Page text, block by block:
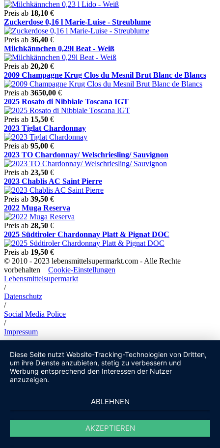
Preis ab 18,10 €
Zuckerdose 0,16 l Marie-Luise - Streublume
Preis ab 36,40 €
Milchkännchen 0,29l Beat - Weiß
Preis ab 20,20 €
2009 Champagne Krug Clos du Mesnil Brut Blanc de Blancs
Preis ab 3650,00 €
2025 Rosato di Nibbiale Toscana IGT
Preis ab 15,50 €
2023 Tiglat Chardonnay
Preis ab 95,00 €
2023 TO Chardonnay/ Welschriesling/ Sauvignon
Preis ab 23,50 €
2023 Chablis AC Saint Pierre
Preis ab 39,50 €
2022 Muga Reserva
Preis ab 28,50 €
2025 Südtiroler Chardonnay Platt & Pignat DOC
Preis ab 19,50 €
© 2010 - 2023 lebensmittelsupermarkt.com - Alle Rechte
vorbehalten Cookie-Einstellungen
Lebensmittelsupermarkt
/
Datenschutz
/
Social Media Police
/
Impressum
Diese Seite nutzt Website-Tracking-Technologien von Dritten,
um ihre Dienste anzubieten, stetig zu verbessern und
Werbung entsprechend den Interessen der Nutzer
anzuzeigen.
ABLEHNEN
AKZEPTIEREN